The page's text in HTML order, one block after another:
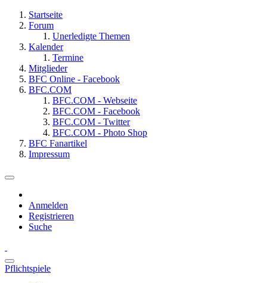
Startseite
Forum
Unerledigte Themen
Kalender
Termine
Mitglieder
BFC Online - Facebook
BFC.COM
BFC.COM - Webseite
BFC.COM - Facebook
BFC.COM - Twitter
BFC.COM - Photo Shop
BFC Fanartikel
Impressum
Anmelden
Registrieren
Suche
Pflichtspiele